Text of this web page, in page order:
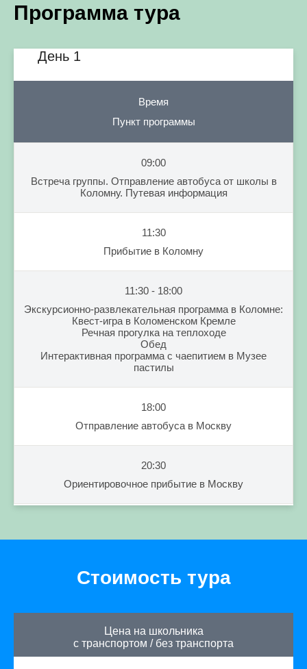
Программа тура
День 1
Время
Пункт программы
09:00
Встреча группы. Отправление автобуса от школы в
Коломну. Путевая информация
11:30
Прибытие в Коломну
11:30 - 18:00
Экскурсионно-развлекательная программа в Коломне:
Квест-игра в Коломенском Кремле
Речная прогулка на теплоходе
Обед
Интерактивная программа с чаепитием в Музее
пастилы
18:00
Отправление автобуса в Москву
20:30
Ориентировочное прибытие в Москву
Стоимость тура
Цена на школьника
с транспортом / без транспорта